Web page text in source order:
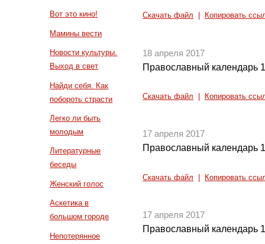
Вот это кино!
Мамины вести
Новости культуры.
Выход в свет
Найди себя. Как
побороть страсти
Легко ли быть
молодым
Литературные
беседы
Женский голос
Аскетика в
большом городе
Непотерянное
Скачать файл Копировать
18 апреля 2017
Православный календарь
Скачать файл Копировать
17 апреля 2017
Православный календарь
Скачать файл Копировать
17 апреля 2017
Православный календарь